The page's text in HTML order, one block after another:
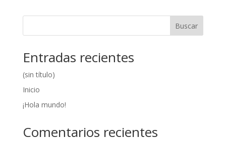
Buscar
Entradas recientes
(sin título)
Inicio
¡Hola mundo!
Comentarios recientes